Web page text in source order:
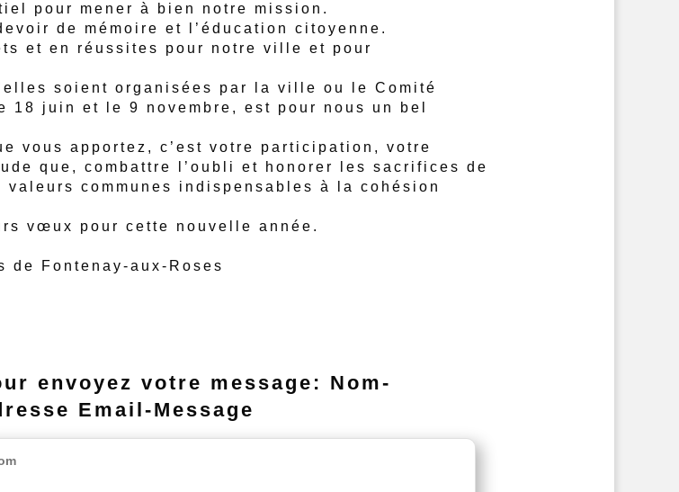
pour mener à bien notre mission.
de mémoire et l’éducation citoyenne.
et en réussites pour notre ville et pour
soient organisées par la ville ou le Comité
18 juin et le 9 novembre, est pour nous un bel
vous apportez, c’est votre participation, votre
que, combattre l’oubli et honorer les sacrifices de
valeurs communes indispensables à la cohésion
vœux
pour cette nouvelle année.
de Fontenay-aux-Roses
envoyez votre message: Nom-
Email-Message